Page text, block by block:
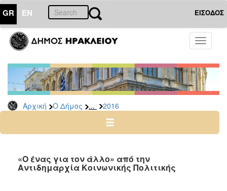
GR EN ΕΙΣΟΔΟΣ
Toggle
Αρχική Ο Δήμος ... 2016
ΔΗΜΟΣ
Δελτία
Τύπου
Αρχείο
2026
2024
2022
«Ο ένας για τον άλλο» από την
Αντιδημαρχία Κοινωνικής Πολιτικής